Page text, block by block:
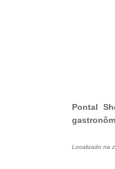
Pontal
Localizado na